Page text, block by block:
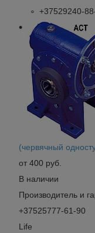
+37529240-
(червячный
от 400 руб.
В наличии
Производитель и
+37525777-61-90
Life